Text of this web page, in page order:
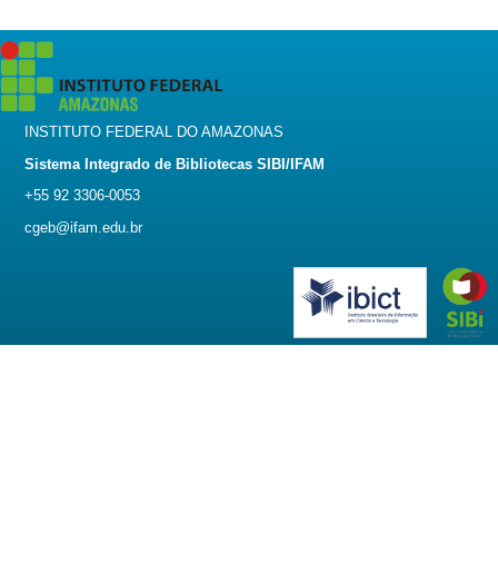
INSTITUTO FEDERAL DO AMAZONAS
Sistema Integrado de Bibliotecas SIBI/IFAM
+55 92 3306-0053
cgeb@ifam.edu.br